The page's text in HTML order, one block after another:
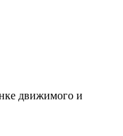
движимого и